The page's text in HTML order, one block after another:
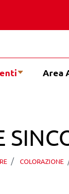
Area
COLORAZIONE